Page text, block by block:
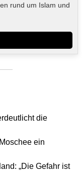
rund um Islam und
die
ein
„Die Gefahr ist